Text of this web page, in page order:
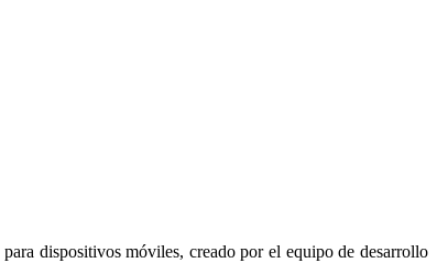
dispositivos móviles, creado por el equipo de desarrollo